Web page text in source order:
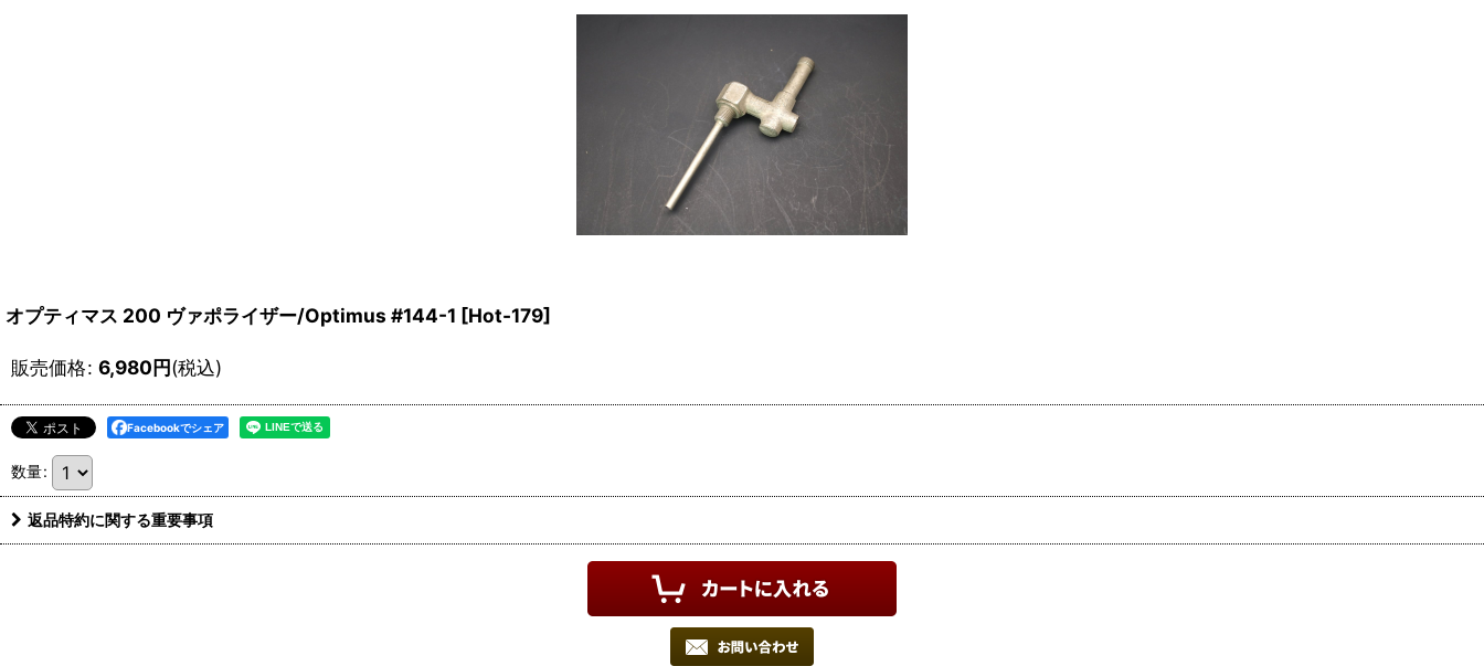
オプティマス 200 ヴァポライザー/Optimus #144-1 [Hot-179]
販売価格: 6,980円(税込)
Facebookでシェア
数量:
返品特約に関する重要事項